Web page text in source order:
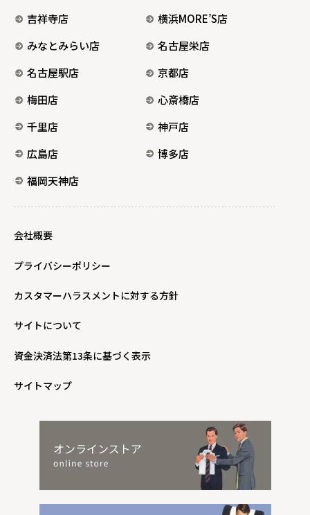
吉祥寺店
横浜MORE’S店
みなとみらい店
名古屋栄店
名古屋駅店
京都店
梅田店
心斎橋店
千里店
神戸店
広島店
博多店
福岡天神店
会社概要
プライバシーポリシー
カスタマーハラスメントに対する方針
サイトについて
資金決済法第13条に基づく表示
サイトマップ